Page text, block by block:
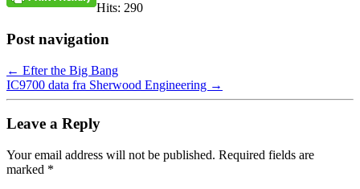
Hits: 290
Post navigation
← Efter the Big Bang
IC9700 data fra Sherwood Engineering →
Leave a Reply
Your email address will not be published. Required fields are
marked *